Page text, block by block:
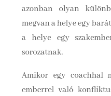
azonban olyan
megvan a helye egy
a helye egy
sorozatnak.
Amikor egy coachhal
emberrel való